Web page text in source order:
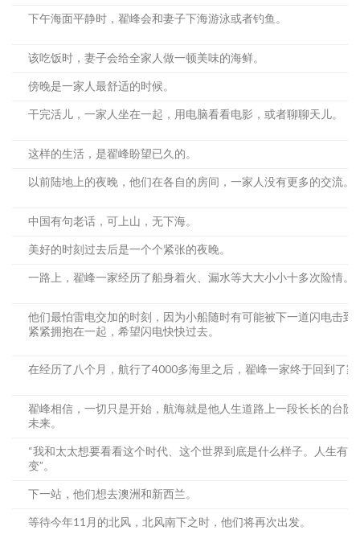
下午海面平静时，翟峰会和妻子下海游泳或者钓鱼。
该吃饭时，妻子会给全家人做一顿美味的海鲜。
傍晚是一家人最舒适的时候。
干完活儿，一家人坐在一起，用电脑看看电影，或者聊聊天儿。
这样的生活，是翟峰盼望已久的。
以前陆地上的夜晚，他们在各自的房间，一家人没有更多的交流。
中国有句老话，可上山，无下海。
美好的时刻过去后是一个个紧张的夜晚。
一路上，翟峰一家经历了船身着火、漏水等大大小小十多次险情。
他们最怕雷电交加的时刻，因为小船随时有可能被下一道闪电击到
紧紧拥抱在一起，希望闪电快快过去。
在经历了八个月，航行了4000多海里之后，翟峰一家终于回到了家
翟峰相信，一切只是开始，航海就是他人生道路上一段长长的台阶
未来。
“我和太太想要看看这个时代、这个世界到底是什么样子。人生有
变”。
下一站，他们想去澳洲和新西兰。
等待今年11月的北风，北风南下之时，他们将再次出发。